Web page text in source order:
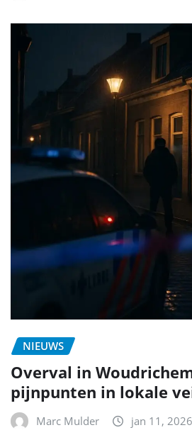
NIEUWS
Overval in
pijnpunten in lokale
Marc Mulder jan 11, 2026